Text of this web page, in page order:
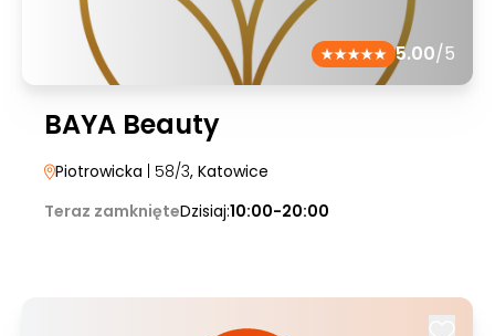
5.00/5
BAYA Beauty
Piotrowicka | 58/3, Katowice
Teraz zamknięteDzisiaj:10:00-20:00